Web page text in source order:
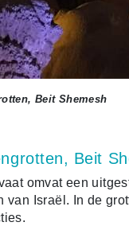
Beit Shemesh
Beit
omvat een
van Israël. In de